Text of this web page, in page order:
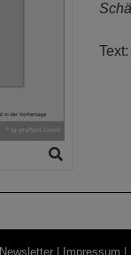
Newsletter | Impressum |